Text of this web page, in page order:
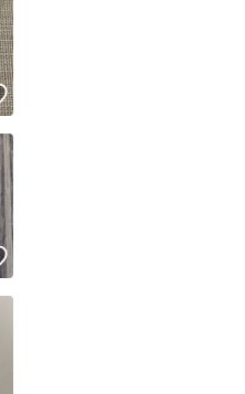
いいね！
いいね！